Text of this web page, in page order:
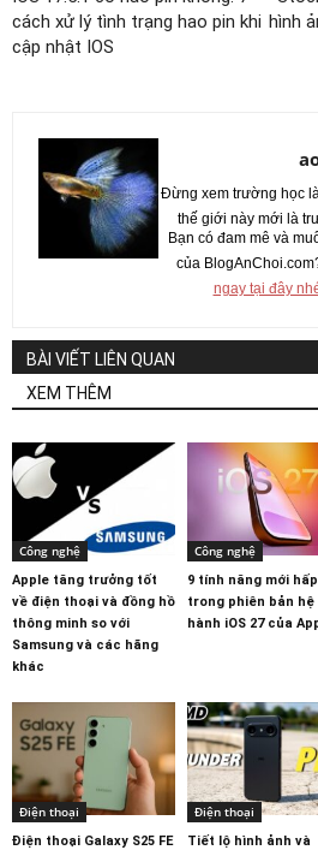
cách xử lý tình trạng hao pin khi
cập nhật IOS
hình
Đừng xem trường học
thế giới này mới là
Bạn có đam mê và
của
ngay tại đây
BÀI VIẾT LIÊN QUAN
XEM THÊM
Công nghệ
Apple tăng trưởng tốt
về điện thoại và đồng hồ
thông minh so với
Samsung và các hãng
khác
Công nghệ
9 tính năng mới
trong phiên bản hệ
hành iOS 27 của
Điện thoại
Điện thoại Galaxy S25 FE
Điện thoại
Tiết lộ hình ảnh và